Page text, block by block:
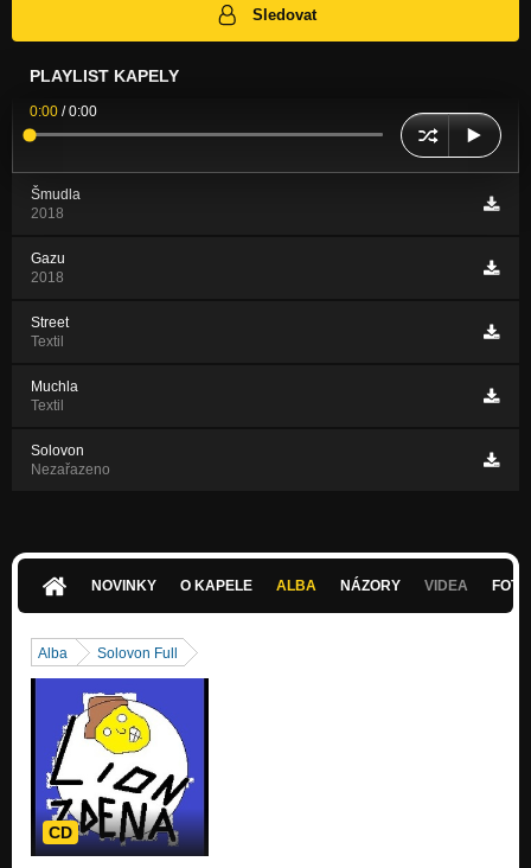
Sledovat
PLAYLIST KAPELY
0:00 /0:00
Šmudla
2018
Gazu
2018
Street
Textil
Muchla
Textil
Solovon
Nezařazeno
NOVINKY O KAPELE ALBA NÁZORY VIDEA
Alba Solovon Full
CD